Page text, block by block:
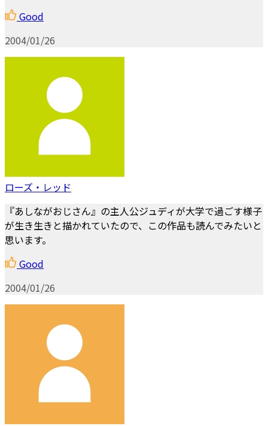
Good
2004/01/26
ローズ・レッド
『あしながおじさん』の主人公ジュディが大学で過ごす様子
が生き生きと描かれていたので、この作品も読んでみたいと
思います。
Good
2004/01/26